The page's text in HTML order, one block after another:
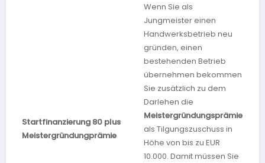
Startfinanzierung 80 plus
Meistergründungprämie
Wenn Sie als
Jungmeister einen
Handwerksbetrieb neu
gründen, einen
bestehenden Betrieb
übernehmen bekommen
Sie zusätzlich zu dem
Darlehen die
Meistergründungsprämie
als Tilgungszuschuss in
Höhe von bis zu EUR
10.000. Damit müssen Sie